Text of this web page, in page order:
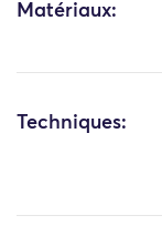
Matériaux:
Techniques: